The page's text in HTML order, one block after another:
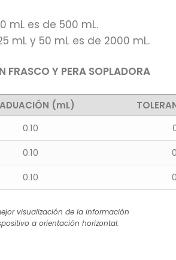
mL es de 500 mL.
y 50 mL es de 2000 mL.
FRASCO Y PERA SOPLADORA
(mL)
0.10
0.10
0.10
visualización de la información
a orientación horizontal.